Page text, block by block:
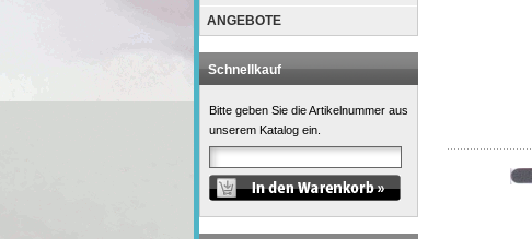
ANGEBOTE
Schnellkauf
Bitte geben Sie die Artikelnummer aus
unserem Katalog ein.